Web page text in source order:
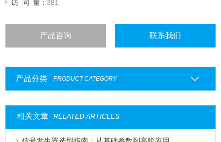
访 问 量：381
产品咨询 联系我们
产品分类 PRODUCT CATEGORY
相关文章 RELATED ARTICLES